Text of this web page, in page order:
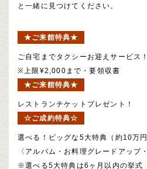
と一緒に見つけてください。
★ご来館特典★
ご自宅までタクシーお迎えサービス！
※上限¥2,000まで・要領収書
★ご来館特典★
レストランチケットプレゼント！
☆ご成約特典☆
選べる！ビッグな5大特典（約10万
〈アルバム・お料理グレードアップ
※選べる5大特典は6ヶ月以内の挙式